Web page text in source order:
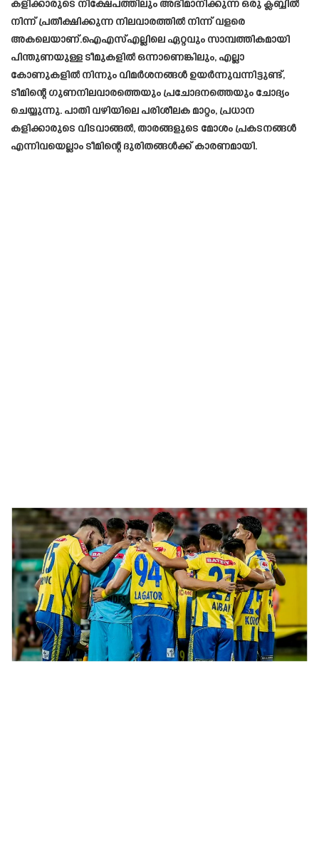
കളിക്കാരുടെ നിക്ഷേപത്തിലും അഭിമാനിക്കുന്ന ഒരു ക്ലബ്ബിൽ
നിന്ന് പ്രതീക്ഷിക്കുന്ന നിലവാരത്തിൽ നിന്ന് വളരെ
അകലെയാണ്.ഐ‌എസ്‌എല്ലിലെ ഏറ്റവും സാമ്പത്തികമായി
പിന്തുണയുള്ള ടീമുകളിൽ ഒന്നാണെങ്കിലും, എല്ലാ
കോണുകളിൽ നിന്നും വിമർശനങ്ങൾ ഉയർന്നുവന്നിട്ടുണ്ട്,
ടീമിന്റെ ഗുണനിലവാരത്തെയും പ്രചോദനത്തെയും ചോദ്യം
ചെയ്യുന്നു. പാതി വഴിയിലെ പരിശീലക മാറ്റം, പ്രധാന
കളിക്കാരുടെ വിടവാങ്ങൽ, താരങ്ങളുടെ മോശം പ്രകടനങ്ങൾ
എന്നിവയെല്ലാം ടീമിന്റെ ദുരിതങ്ങൾക്ക് കാരണമായി.